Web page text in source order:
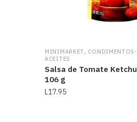
MINIMARKET,
ACEITES
Salsa de Tomate
106 g
L17.95